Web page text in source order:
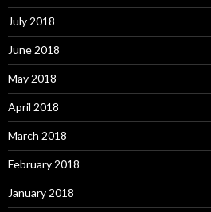
July 2018
June 2018
May 2018
April 2018
March 2018
February 2018
January 2018